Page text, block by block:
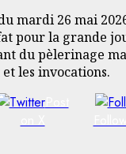
mardi 26 mai
pour la grande
du pèlerinage
les invocations.
Post